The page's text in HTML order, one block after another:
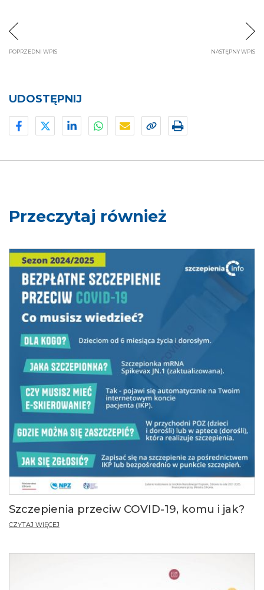
POPRZEDNI WPIS NASTĘPNY WPIS
UDOSTĘPNIJ
Przeczytaj również
Szczepienia przeciw COVID-19, komu i jak?
CZYTAJ WIĘCEJ